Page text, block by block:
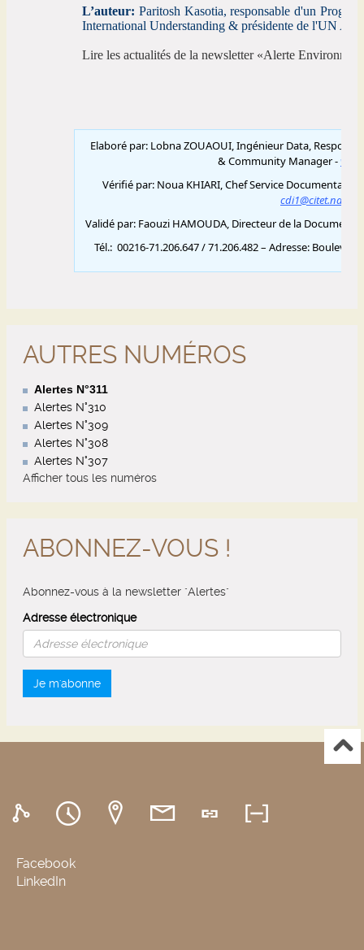
AUTRES NUMÉROS
Alertes N°311
Alertes N°310
Alertes N°309
Alertes N°308
Alertes N°307
Afficher tous les numéros
ABONNEZ-VOUS !
Abonnez-vous à la newsletter "Alertes"
Adresse électronique
Je m'abonne
Facebook
LinkedIn